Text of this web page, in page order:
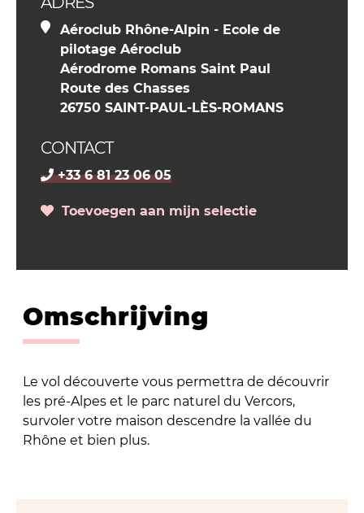
Aéroclub Rhône-Alpin - Ecole de
pilotage Aéroclub
Aérodrome Romans Saint Paul
Route des Chasses
26750 SAINT-PAUL-LÈS-ROMANS
CONTACT
+33 6 81 23 06 05
Toevoegen aan mijn selectie
Omschrijving
Le vol découverte vous permettra de découvrir
les pré-Alpes et le parc naturel du Vercors,
survoler votre maison descendre la vallée du
Rhône et bien plus.